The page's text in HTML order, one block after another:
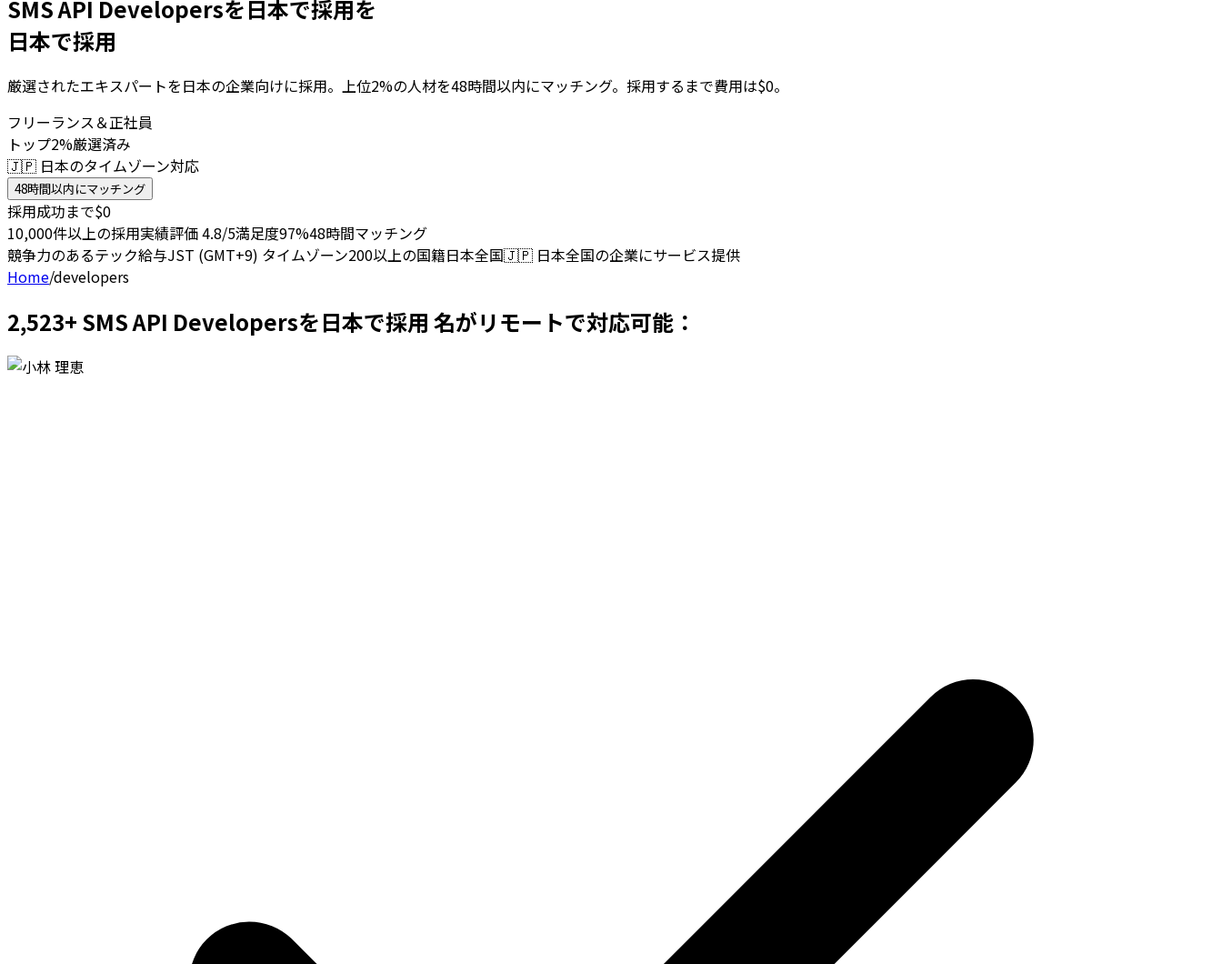
SMS API Developersを日本で採用を
日本で採用
厳選されたエキスパートを日本の企業向けに採用。上位2%の人材を48時間以内にマッチング。採用するまで費用は$0。
フリーランス＆正社員
トップ2%厳選済み
🇯🇵 日本のタイムゾーン対応
48時間以内にマッチング
採用成功まで$0
10,000件以上の採用実績評価 4.8/5満足度97%48時間マッチング
競争力のあるテック給与JST (GMT+9) タイムゾーン200以上の国籍日本全国🇯🇵 日本全国の企業にサービス提供
Home/developers
2,523+ SMS API Developersを日本で採用 名がリモートで対応可能：